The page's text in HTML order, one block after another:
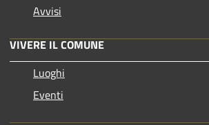
Avvisi
VIVERE IL COMUNE
Luoghi
Eventi